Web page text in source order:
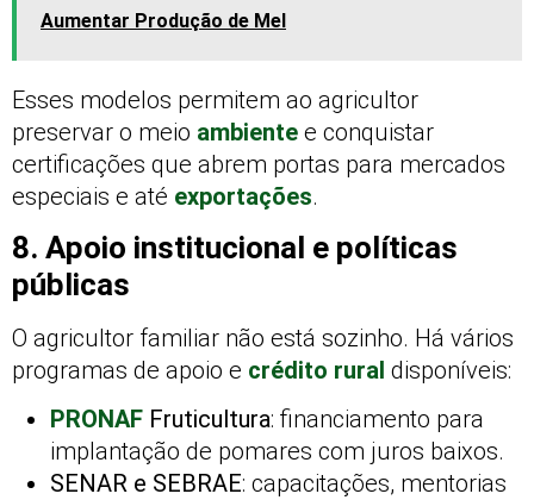
Aumentar Produção de Mel
Esses modelos permitem ao agricultor
preservar o meio ambiente e conquistar
certificações que abrem portas para mercados
especiais e até exportações.
8. Apoio institucional e políticas
públicas
O agricultor familiar não está sozinho. Há vários
programas de apoio e crédito rural disponíveis:
PRONAF Fruticultura: financiamento para
implantação de pomares com juros baixos.
SENAR e SEBRAE: capacitações, mentorias